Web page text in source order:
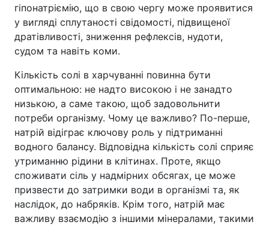
гіпонатріємію, що в свою чергу може проявитися
у вигляді сплутаності свідомості, підвищеної
дратівливості, зниження рефлексів, нудоти,
судом та навіть коми.
Кількість солі в харчуванні повинна бути
оптимальною: не надто високою і не занадто
низькою, а саме такою, щоб задовольнити
потреби організму. Чому це важливо? По-перше,
натрій відіграє ключову роль у підтриманні
водного балансу. Відповідна кількість солі сприяє
утриманню рідини в клітинах. Проте, якщо
споживати сіль у надмірних обсягах, це може
призвести до затримки води в організмі та, як
наслідок, до набряків. Крім того, натрій має
важливу взаємодію з іншими мінералами, такими